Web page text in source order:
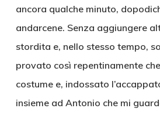
ancora qualche minuto,
andarcene. Senza aggiungere
stordita e, nello stesso tempo,
provato così repentinamente
costume e, indossato
insieme ad Antonio che mi